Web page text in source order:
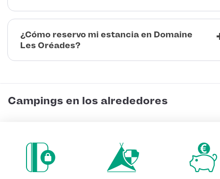
¿Cómo reservo mi estancia en Domaine
Les Oréades?
Campings en los alrededores